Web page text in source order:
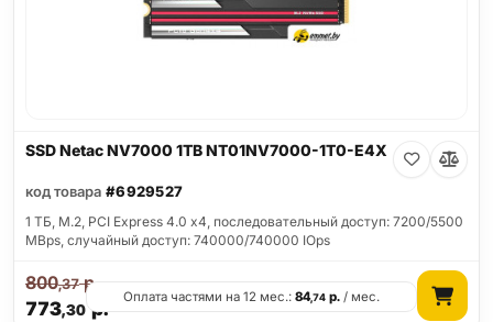
SSD Netac NV7000 1TB NT01NV7000-1T0-E4X
код товара #6929527
1 ТБ, M.2, PCI Express 4.0 x4, последовательный доступ: 7200/5500
MBps, случайный доступ: 740000/740000 IOps
773,30р.
800,37р.
Оплата частями на 12 мес.:84,74 р. / мес.